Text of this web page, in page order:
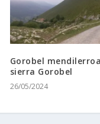
Gorobel
sierra Gorobel
26/05/2024